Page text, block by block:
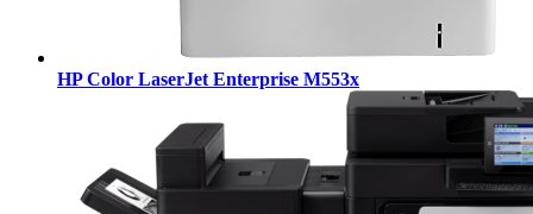
HP Color LaserJet Enterprise M553x